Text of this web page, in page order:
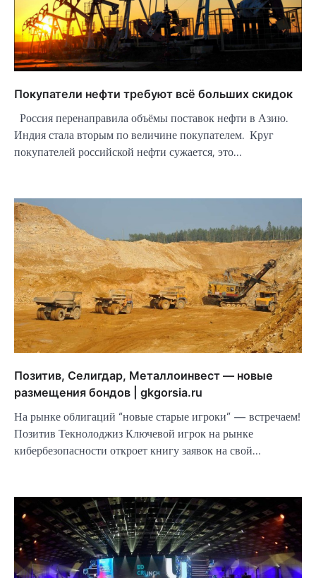
Покупатели нефти требуют всё больших скидок
Россия перенаправила объёмы поставок нефти в Азию.
Индия стала вторым по величине покупателем. Круг
покупателей российской нефти сужается, это…
Позитив, Селигдар, Металлоинвест — новые
размещения бондов | gkgorsia.ru
На рынке облигаций “новые старые игроки” — встречаем!
Позитив Текнолоджиз Ключевой игрок на рынке
кибербезопасности откроет книгу заявок на свой…